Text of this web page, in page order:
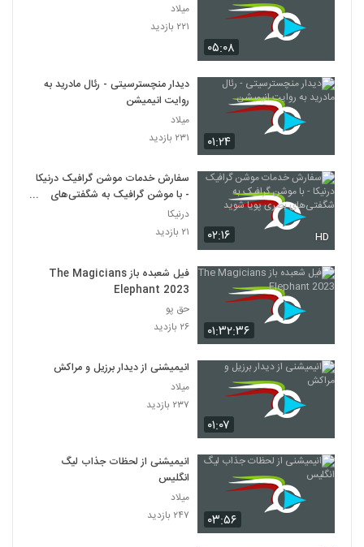
۰۵:۰۸
میلاد
۲۲۱ بازدید
۰۱:۲۴
دیدار منچسترسیتی - رئال مادرید به
روایت انیمیشن
میلاد
۲۳۱ بازدید
۰۲:۱۶ HD
سفارش خدمات موشن گرافیک درنیکا
- با موشن گرافیک به شگفتی‌های
بصری پویا شوید
درنیکا
۲۱ بازدید
۰۱:۳۲:۳۶
فیل شعبده باز The Magicians
Elephant 2023
حق پو
۲۶ بازدید
۰۱:۰۷
انیمیشنی از دیدار برزیل و مراکش
میلاد
۲۳۷ بازدید
۰۳:۵۶
انیمیشنی از لحظات جذاب لیگ
انگلیس
میلاد
۲۴۷ بازدید